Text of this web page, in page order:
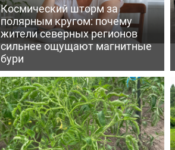
Космический шторм за
полярным кругом: почему
жители северных регионов
сильнее ощущают магнитные
бури